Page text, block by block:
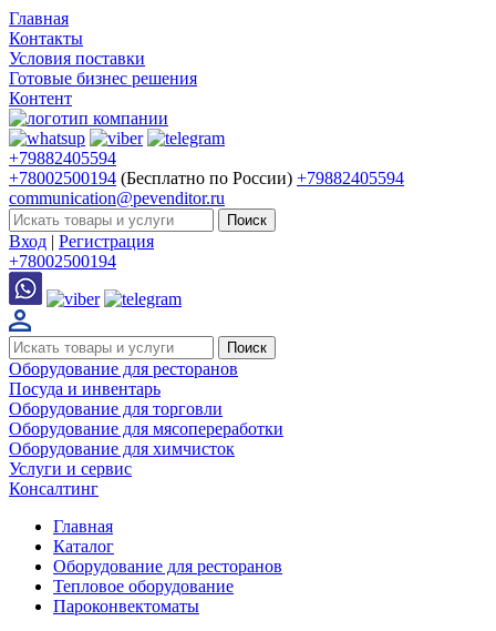
Главная
Контакты
Условия поставки
Готовые бизнес решения
Контент
+79882405594
+78002500194 (Бесплатно по России) +79882405594
communication@pevenditor.ru
Вход | Регистрация
+78002500194
Оборудование для ресторанов
Посуда и инвентарь
Оборудование для торговли
Оборудование для мясопереработки
Оборудование для химчисток
Услуги и сервис
Консалтинг
Главная
Каталог
Оборудование для ресторанов
Тепловое оборудование
Пароконвектоматы